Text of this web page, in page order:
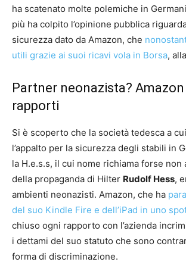
ha scatenato molte polemiche in
più ha colpito l’opinione pubblica
sicurezza dato da Amazon, che
utili grazie ai suoi ricavi vola in Borsa,
Partner neonazista?
rapporti
Si è scoperto che la società tedesca a
l’appalto per la sicurezza degli stabili in
la H.e.s.s, il cui nome richiama forse non
della propaganda di Hilter Rudolf Hess,
ambienti neonazisti. Amazon, che ha
del suo Kindle Fire e dell’iPad in uno
chiuso ogni rapporto con l’azienda
i dettami del suo statuto che sono
forma di discriminazione.